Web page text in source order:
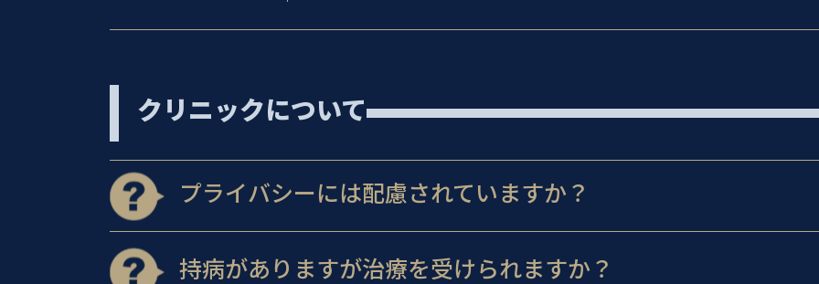
クリニックについて
プライバシーには配慮されていますか？
持病がありますが治療を受けられますか？